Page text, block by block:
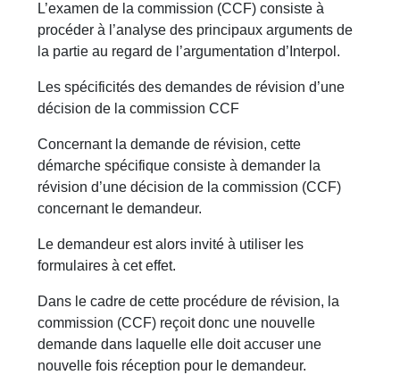
L’examen de la commission (CCF) consiste à
procéder à l’analyse des principaux arguments de
la partie au regard de l’argumentation d’Interpol.
Les spécificités des demandes de révision d’une
décision de la commission CCF
Concernant la demande de révision, cette
démarche spécifique consiste à demander la
révision d’une décision de la commission (CCF)
concernant le demandeur.
Le demandeur est alors invité à utiliser les
formulaires à cet effet.
Dans le cadre de cette procédure de révision, la
commission (CCF) reçoit donc une nouvelle
demande dans laquelle elle doit accuser une
nouvelle fois réception pour le demandeur.